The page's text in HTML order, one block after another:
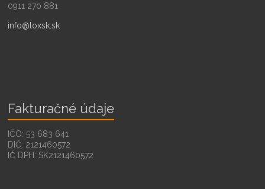
0911 270 881
info@loxsk.sk
Fakturačné údaje
IČO: 53 683 641
DIČ: 2121460572
IČ DPH: SK2121460572